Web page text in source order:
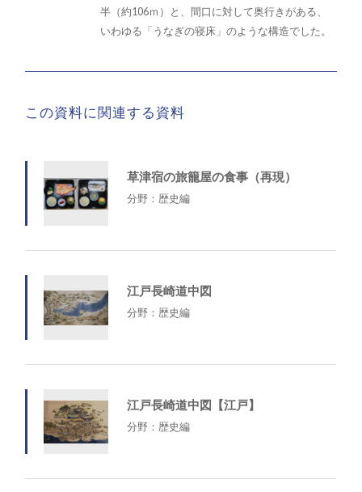
半（約106ｍ）と、間口に対して奥行きがある、
いわゆる「うなぎの寝床」のような構造でした。
この資料に関連する資料
草津宿の旅籠屋の食事（再現）
分野：歴史編
江戸長崎道中図
分野：歴史編
江戸長崎道中図【江戸】
分野：歴史編